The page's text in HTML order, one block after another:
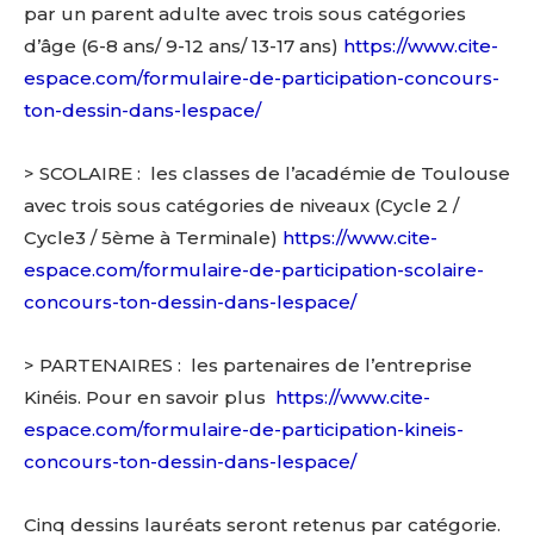
par un parent adulte avec trois sous catégories
d’âge (6-8 ans/ 9-12 ans/ 13-17 ans) https://www.cite-
espace.com/formulaire-de-participation-concours-
ton-dessin-dans-lespace/
> SCOLAIRE : les classes de l’académie de Toulouse
avec trois sous catégories de niveaux (Cycle 2 /
Cycle3 / 5ème à Terminale) https://www.cite-
espace.com/formulaire-de-participation-scolaire-
concours-ton-dessin-dans-lespace/
> PARTENAIRES : les partenaires de l’entreprise
Kinéis. Pour en savoir plus https://www.cite-
espace.com/formulaire-de-participation-kineis-
concours-ton-dessin-dans-lespace/
Cinq dessins lauréats seront retenus par catégorie.